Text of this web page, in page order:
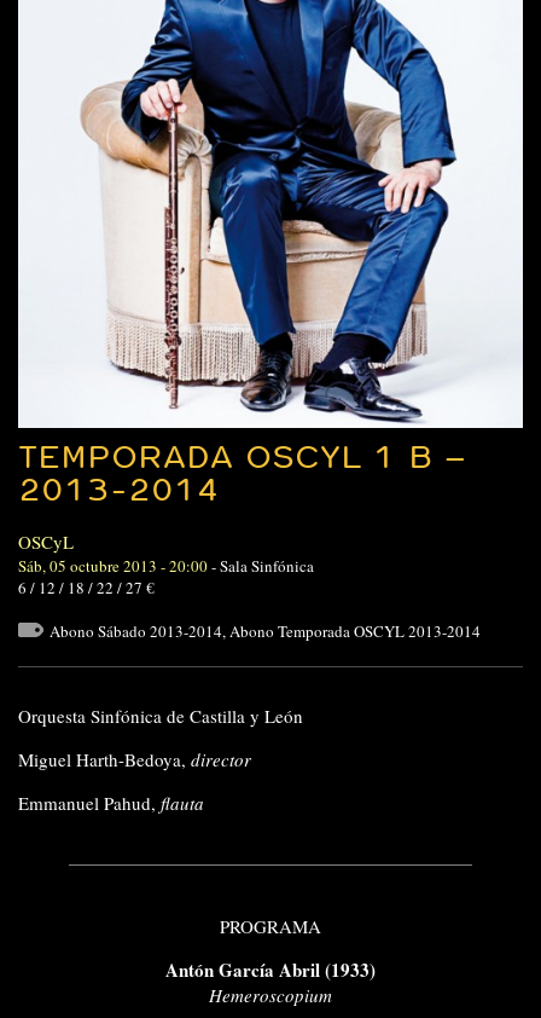
TEMPORADA OSCYL 1 B –
2013-2014
OSCyL
Sáb, 05 octubre 2013 - 20:00-Sala Sinfónica
6 / 12 / 18 / 22 / 27 €
Abono Sábado 2013-2014,Abono Temporada OSCYL 2013-2014
Orquesta Sinfónica de Castilla y León
Miguel Harth-Bedoya, director
Emmanuel Pahud, flauta
PROGRAMA
Antón García Abril (1933)
Hemeroscopium